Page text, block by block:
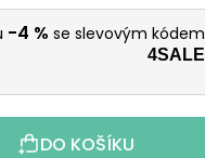
-4 % se slevovým kódem
4SALE
DO KOŠÍKU